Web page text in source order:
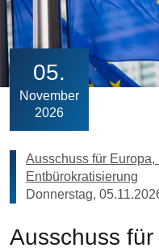
05
November
2026
Ausschuss für Europa,
Entbürokratisierung
Donnerstag,
Ausschuss